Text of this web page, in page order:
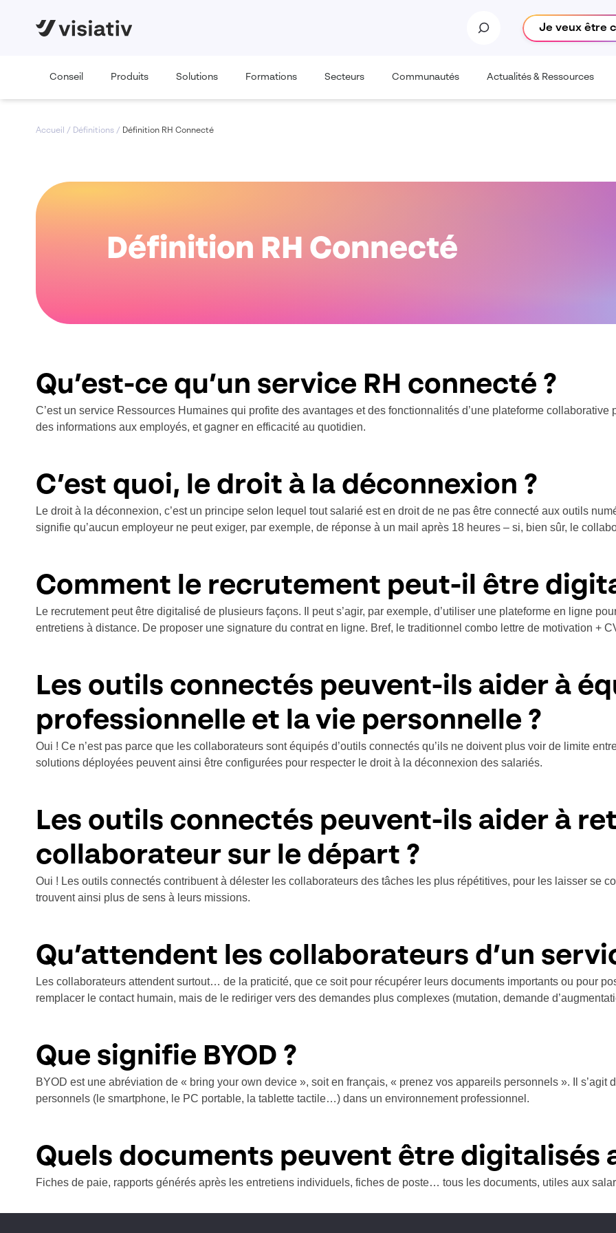
Je veux être
Conseil Produits Solutions Formations Secteurs Communautés Actualités & Ressources
Accueil / Définitions / Définition RH Connecté
Définition RH Connecté
Qu’est-ce qu’un service RH connecté ?
C’est un service Ressources Humaines qui profite des avantages et des fonctionnalités d’une plateforme
des informations aux employés, et gagner en efficacité au quotidien.
C’est quoi, le droit à la déconnexion ?
Le droit à la déconnexion, c’est un principe selon lequel tout salarié est en droit de ne pas être connecté aux outils
signifie qu’aucun employeur ne peut exiger, par exemple, de réponse à un mail après 18 heures – si, bien sûr, le
Comment le recrutement peut-il être
Le recrutement peut être digitalisé de plusieurs façons. Il peut s’agir, par exemple, d’utiliser une plateforme en ligne
entretiens à distance. De proposer une signature du contrat en ligne. Bref, le traditionnel combo lettre de motivation +
Les outils connectés peuvent-ils aider à
professionnelle et la vie personnelle ?
Oui ! Ce n’est pas parce que les collaborateurs sont équipés d’outils connectés qu’ils ne doivent plus voir de limite
solutions déployées peuvent ainsi être configurées pour respecter le droit à la déconnexion des salariés.
Les outils connectés peuvent-ils aider à
collaborateur sur le départ ?
Oui ! Les outils connectés contribuent à délester les collaborateurs des tâches les plus répétitives, pour les laisser se
trouvent ainsi plus de sens à leurs missions.
Qu’attendent les collaborateurs d’un
Les collaborateurs attendent surtout… de la praticité, que ce soit pour récupérer leurs documents importants ou pour
remplacer le contact humain, mais de le rediriger vers des demandes plus complexes (mutation, demande
Que signifie BYOD ?
BYOD est une abréviation de « bring your own device », soit en français, « prenez vos appareils personnels ». Il s’agit
personnels (le smartphone, le PC portable, la tablette tactile…) dans un environnement professionnel.
Quels documents peuvent être digitalisés
Fiches de paie, rapports générés après les entretiens individuels, fiches de poste… tous les documents, utiles aux